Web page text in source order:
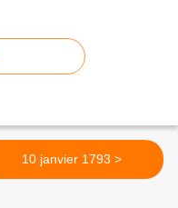
10 janvier 1793 >